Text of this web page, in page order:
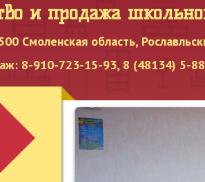
Смоленская область,
8-910-723-15-93, 8 (48134) 5-
и продажа